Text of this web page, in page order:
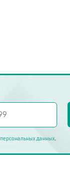
персональных данных.